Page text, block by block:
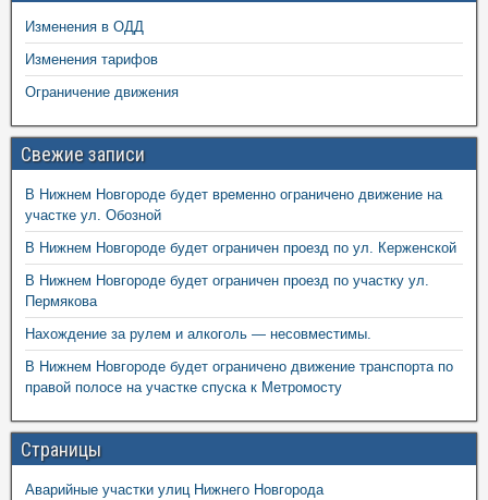
Изменения в ОДД
Изменения тарифов
Ограничение движения
Свежие записи
В Нижнем Новгороде будет временно ограничено движение на
участке ул. Обозной
В Нижнем Новгороде будет ограничен проезд по ул. Керженской
В Нижнем Новгороде будет ограничен проезд по участку ул.
Пермякова
Нахождение за рулем и алкоголь — несовместимы.
В Нижнем Новгороде будет ограничено движение транспорта по
правой полосе на участке спуска к Метромосту
Страницы
Аварийные участки улиц Нижнего Новгорода